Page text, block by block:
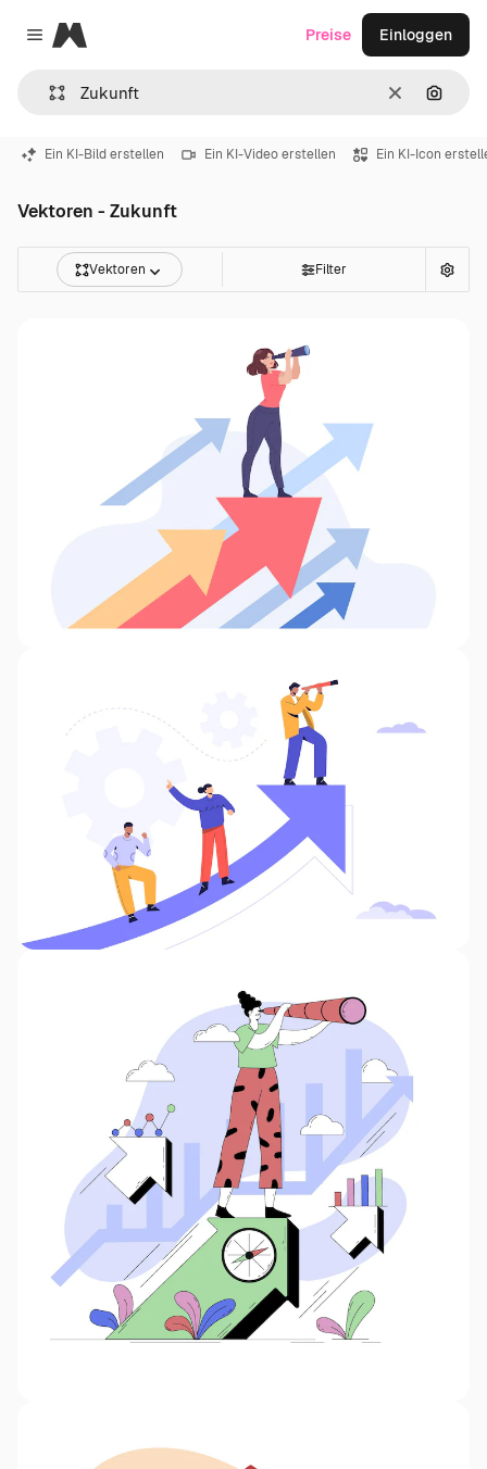
Close menu
Magnific
LöschenNach
Preise Einloggen
Ein KI-Bild erstellen Ein KI-Video erstellen Ein KI-Icon
Vektoren - Zukunft
Vektoren Filter